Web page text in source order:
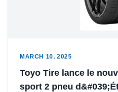
MARCH 10, 2025
Toyo Tire lance le
sport 2 pneu